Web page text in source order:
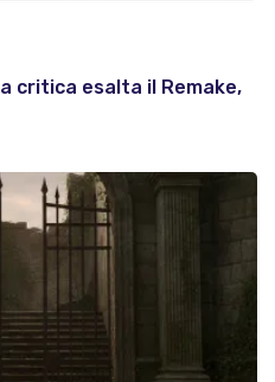
critica esalta il Remake,